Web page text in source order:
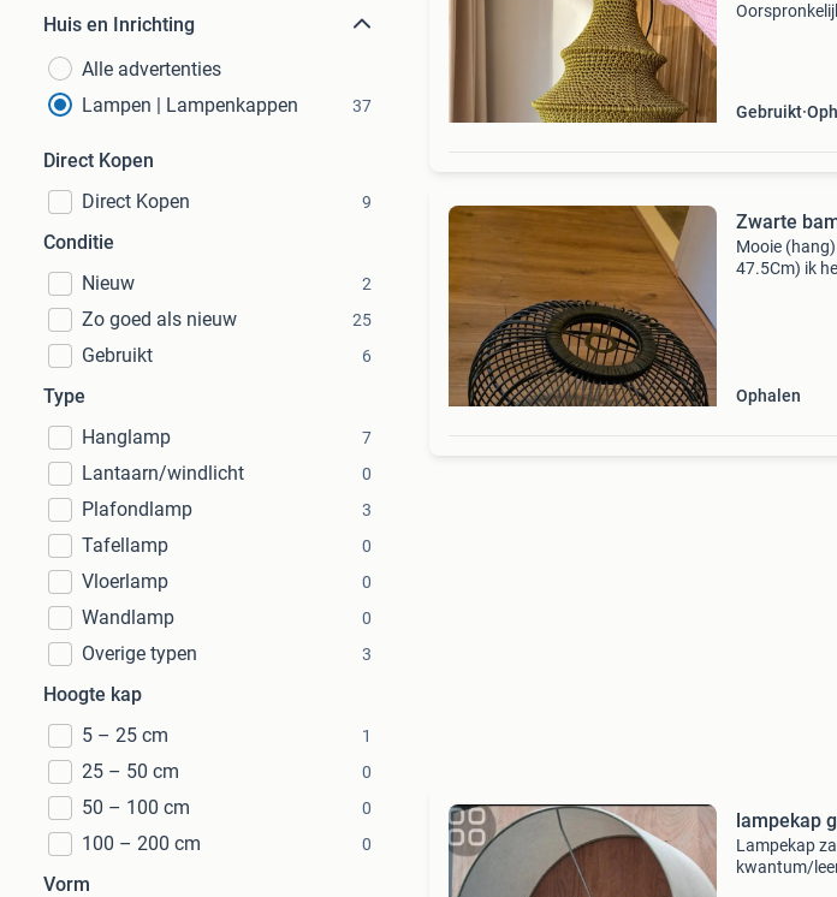
Huis en Inrichting
Alle advertenties
Lampen | Lampenkappen
37
Direct Kopen
Direct Kopen
9
Conditie
Nieuw
2
Zo goed als nieuw 25
Gebruikt 6
Type
Hanglamp
7
Lantaarn/windlicht 0
Plafondlamp 3
Tafellamp 0
Vloerlamp 0
Wandlamp 0
Overige typen 3
Hoogte kap
5 – 25 cm
1
25 – 50 cm 0
50 – 100 cm 0
100 – 200 cm 0
Vorm
Gebruikt
Mooie
47.5Cm) ik
Ophalen
lampekap
Lampekap
kwantum/